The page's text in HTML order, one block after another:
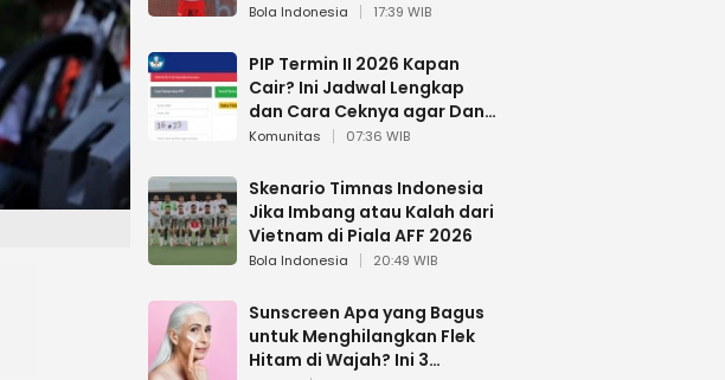
Bola Indonesia 17:39 WIB
PIP Termin II 2026 Kapan
Cair? Ini Jadwal Lengkap
dan Cara Ceknya agar Dana
Tidak Hangus!
Komunitas 07:36 WIB
Skenario Timnas Indonesia
Jika Imbang atau Kalah dari
Vietnam di Piala AFF 2026
Bola Indonesia 20:49 WIB
Sunscreen Apa yang Bagus
untuk Menghilangkan Flek
Hitam di Wajah? Ini 3